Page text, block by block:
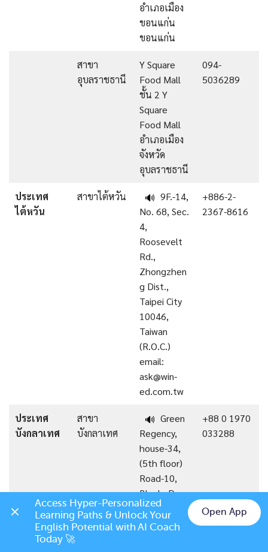
อำเภอเมือง
ขอนแก่น
ขอนแก่น
สาขา
อุบลราชธานี
Y Square
Food Mall
ชั้น 2 Y
Square
Food Mall
อำเภอเมือง
จังหวัด
อุบลราชธานี
094-
5036289
ประเทศ
ไต้หวัน
สาขาไต้หวัน 🔊 9F.-14,
No. 68, Sec.
4,
Roosevelt
Rd.,
Zhongzhen
g Dist.,
Taipei City
10046,
Taiwan
(R.O.C.)
email:
ask@win-
ed.com.tw
+886-2-
2367-8616
ประเทศ
บังกลาเทศ
สาขา
บังกลาเทศ
🔊 Green
Regency,
house-34,
(5th floor)
Road-10,
Block -D,
Banani,
BANGLADE
+88 0 1970
033288
Chat on LINE
Access Hyper-Personalized
Learning Paths & Unlock Your
English Potential with AI Coach
Today 🚀
Open App